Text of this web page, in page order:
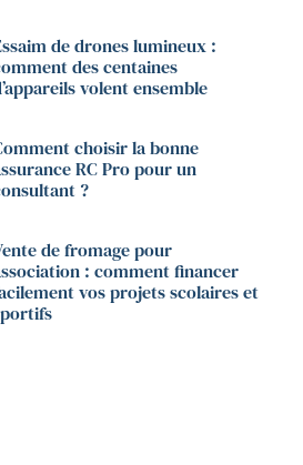
de drones lumineux :
des centaines
volent ensemble
choisir la bonne
RC Pro pour un
?
de fromage pour
: comment financer
vos projets scolaires et